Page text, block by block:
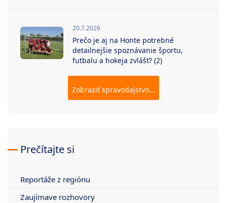
20.7.2026
Prečo je aj na Honte potrebné
detailnejšie spoznávanie športu,
futbalu a hokeja zvlášť? (2)
Zobraziť spravodajstvo...
Prečítajte si
Reportáže z regiónu
Zaujímave rozhovory